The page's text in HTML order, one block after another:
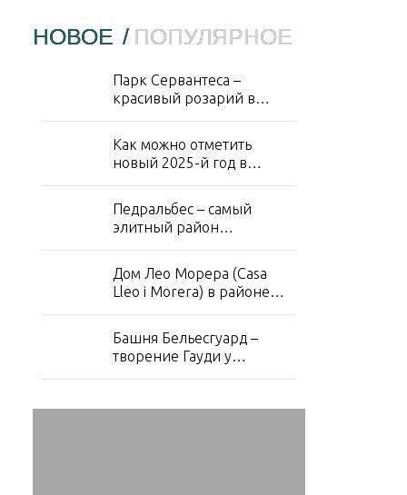
НОВОЕ / ПОПУЛЯРНОЕ
Парк Сервантеса –
красивый розарий в
Как можно отметить
новый 2025-й год в
Педральбес – самый
элитный район
Дом Лео Морера (Casa
Lleo i Morera) в районе
Башня Бельесгуард –
творение Гауди у